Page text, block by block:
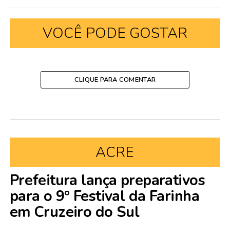
VOCÊ PODE GOSTAR
CLIQUE PARA COMENTAR
ACRE
Prefeitura lança preparativos
para o 9º Festival da Farinha
em Cruzeiro do Sul